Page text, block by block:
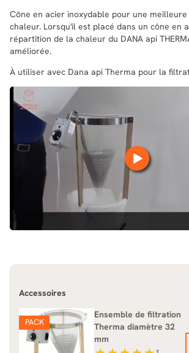
Cône en acier inoxydable pour une
chaleur. Lorsqu'il est placé dans un cône en
répartition de la chaleur du DANA api
améliorée.
À utiliser avec Dana api Therma pour la
Accessoires
Ensemble de filtration
Therma diamètre 32
mm
PACK